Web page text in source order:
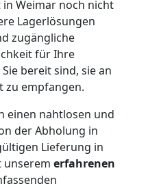
Weimar noch nicht
Lagerlösungen
zugängliche
für Ihre
bereit sind, sie an
zu empfangen.
einen nahtlosen und
der Abholung in
Lieferung in
unserem erfahrenen